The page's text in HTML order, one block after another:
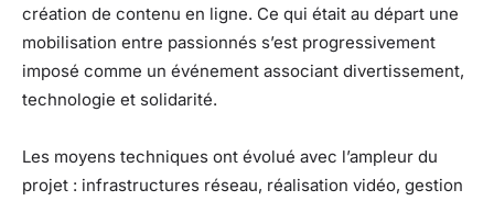
création de contenu en ligne. Ce qui était au départ une
mobilisation entre passionnés s’est progressivement
imposé comme un événement associant divertissement,
technologie et solidarité.
Les moyens techniques ont évolué avec l’ampleur du
projet : infrastructures réseau, réalisation vidéo, gestion